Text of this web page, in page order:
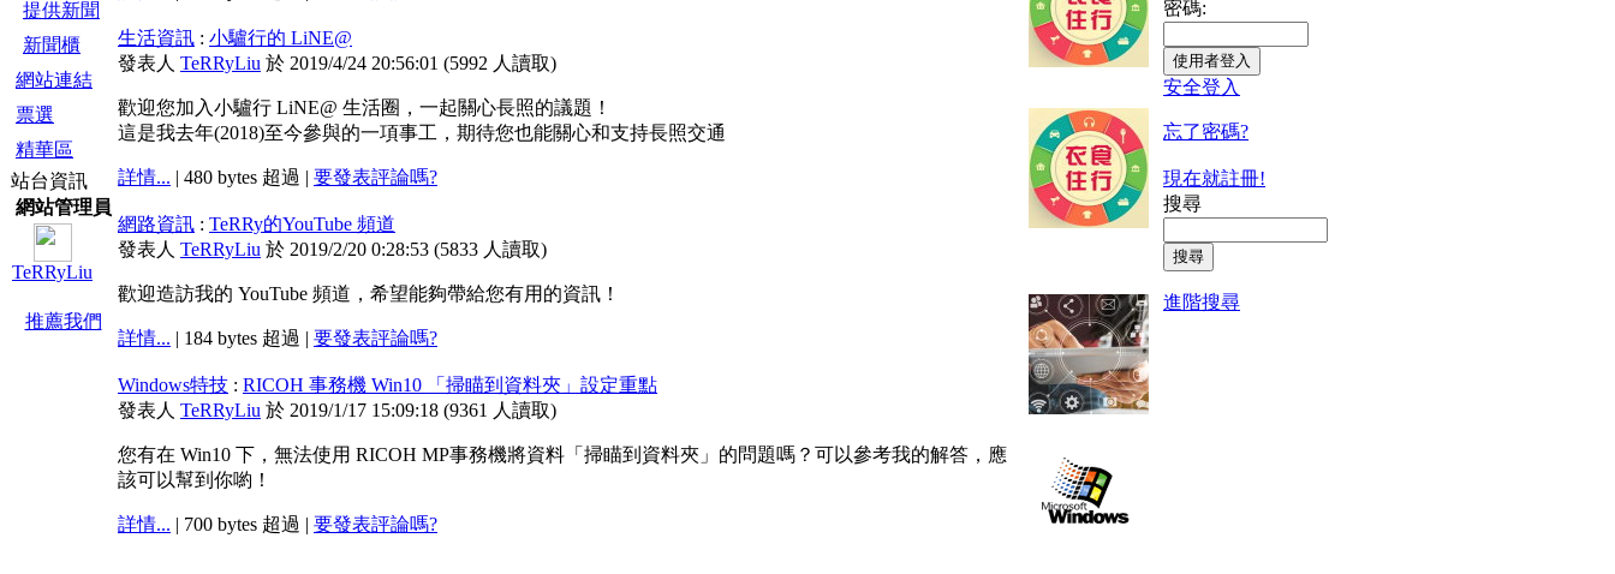
提供新聞
新聞櫃
網站連結
票選
精華區
站台資訊
網站管理員
TeRRyLiu
推薦我們
生活資訊 : 小驢行的 LiNE@
發表人 TeRRyLiu 於 2019/4/24 20:56:01 (5992 人讀取)
歡迎您加入小驢行 LiNE@ 生活圈，一起關心長照的議題！
這是我去年(2018)至今參與的一項事工，期待您也能關心和支持長照交通
詳情... | 480 bytes 超過 | 要發表評論嗎?
網路資訊 : TeRRy的YouTube 頻道
發表人 TeRRyLiu 於 2019/2/20 0:28:53 (5833 人讀取)
歡迎造訪我的 YouTube 頻道，希望能夠帶給您有用的資訊！
詳情... | 184 bytes 超過 | 要發表評論嗎?
Windows特技 : RICOH 事務機 Win10 「掃瞄到資料夾」設定重點
發表人 TeRRyLiu 於 2019/1/17 15:09:18 (9361 人讀取)
您有在 Win10 下，無法使用 RICOH MP事務機將資料「掃瞄到資料夾」的問題嗎？可以參考我的解答，應
該可以幫到你喲！
詳情... | 700 bytes 超過 | 要發表評論嗎?
密碼:
安全登入
忘了密碼?
現在就註冊!
搜尋
進階搜尋